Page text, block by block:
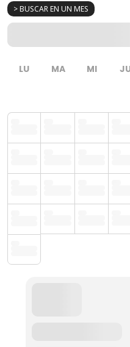
> BUSCAR EN UN MES
LU MA MI